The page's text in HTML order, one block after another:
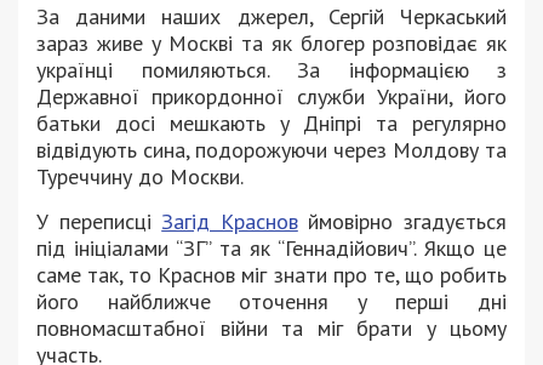
За даними наших джерел, Сергій Черкаський
зараз живе у Москві та як блогер розповідає як
українці помиляються. За інформацією з
Державної прикордонної служби України, його
батьки досі мешкають у Дніпрі та регулярно
відвідують сина, подорожуючи через Молдову та
Туреччину до Москви.
У переписці Загід Красновймовірно згадується
під ініціалами “ЗГ” та як “Геннадійович”. Якщо це
саме так, то Краснов міг знати про те, що робить
його найближче оточення у перші дні
повномасштабної війни та міг брати у цьому
участь.